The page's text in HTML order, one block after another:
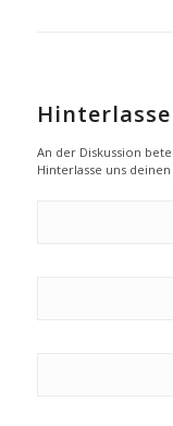
An der Diskussion
Hinterlasse uns